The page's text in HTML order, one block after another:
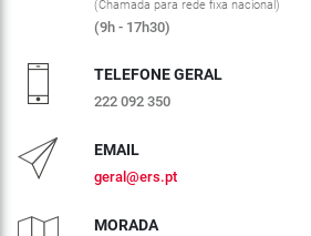
(Chamada para rede fixa nacional)
(9h - 17h30)
TELEFONE GERAL
222 092 350
EMAIL
geral@ers.pt
MORADA